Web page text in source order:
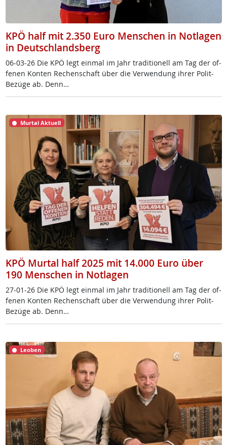
KPÖ half mit 2.350 Euro Menschen in Notlagen
in Deutschlandsberg
06-03-26 Die KPÖ legt ein­mal im Jahr tra­di­tio­nell am Tag der of­
fe­nen Kon­ten Re­chen­schaft über die Ver­wen­dung ih­rer Po­lit-
Be­zü­ge ab. Denn…
Murtal Aktuell
KPÖ Murtal half 2025 mit 14.000 Euro über
190 Menschen in Notlagen
27-01-26 Die KPÖ legt ein­mal im Jahr tra­di­tio­nell am Tag der of­
fe­nen Kon­ten Re­chen­schaft über die Ver­wen­dung ih­rer Po­lit-
Be­zü­ge ab. Denn…
Leoben